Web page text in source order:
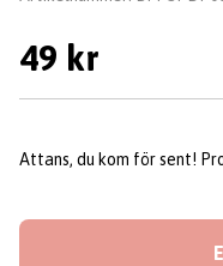
49 kr
Attans, du kom för sent!